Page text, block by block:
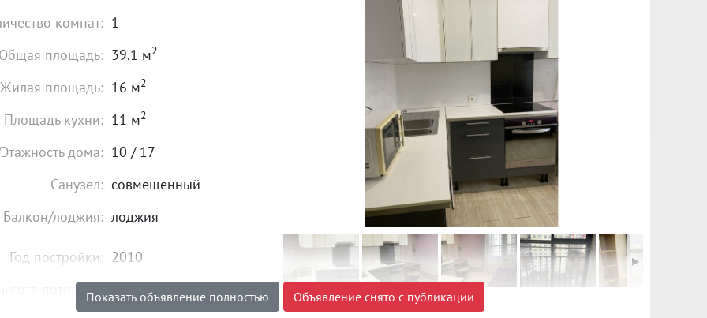
комнат: 1
Общая площадь: 39.1 м2
Жилая площадь: 16 м2
Площадь кухни: 11 м2
дома: 10 / 17
Санузел: совмещенный
Балкон/лоджия: лоджия
Год постройки: 2010
Высота потолков:
от 2,6 м
Показать объявление полностью Объявление снято с публикации